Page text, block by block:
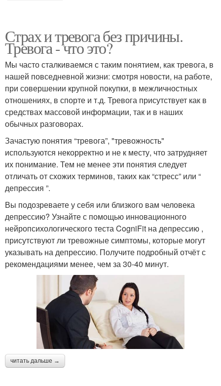
Страх и тревога без причины.
Тревога - что это?
Мы часто сталкиваемся с таким понятием, как тревога, в
нашей повседневной жизни: смотря новости, на работе,
при совершении крупной покупки, в межличностных
отношениях, в спорте и т.д. Тревога присутствует как в
средствах массовой информации, так и в наших
обычных разговорах.
Зачастую понятия “тревога”, "тревожность"
используются некорректно и не к месту, что затрудняет
их понимание. Тем не менее эти понятия следует
отличать от схожих терминов, таких как “стресс” или “
депрессия ”.
Вы подозреваете у себя или близкого вам человека
депрессию? Узнайте с помощью инновационного
нейропсихологического теста CogniFit на депрессию ,
присутствуют ли тревожные симптомы, которые могут
указывать на депрессию. Получите подробный отчёт с
рекомендациями менее, чем за 30-40 минут.
читать дальше →